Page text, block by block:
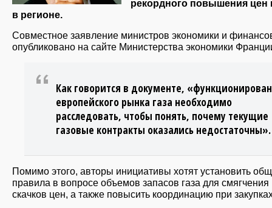
рекордного повышения цен
в регионе.
Совместное заявление министров экономики и
опубликовано на сайте Министерства экономики
Как говорится в документе,
европейского рынка газа необходимо
расследовать, чтобы понять, почему текущие
газовые контракты оказались недостаточны».
Помимо этого, авторы инициативы хотят установить
правила в вопросе объемов запасов газа для смягчения
скачков цен, а также повысить координацию при